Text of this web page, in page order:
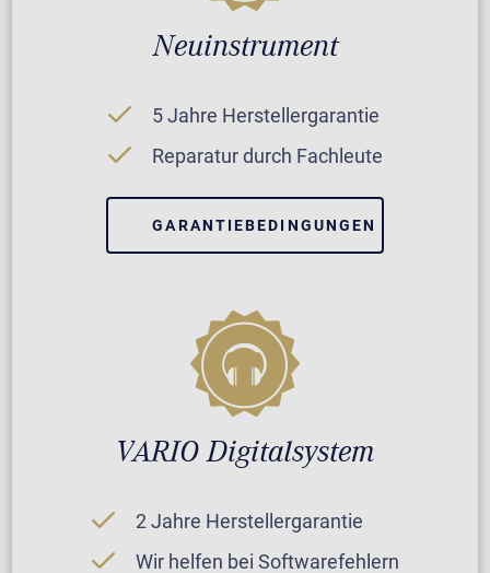
Neuinstrument
5 Jahre Herstellergarantie
Reparatur durch Fachleute
GARANTIEBEDINGUNGEN
VARIO Digitalsystem
2 Jahre Herstellergarantie
Wir helfen bei Softwarefehlern